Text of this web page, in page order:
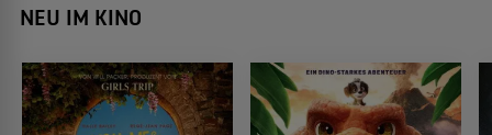
NEU IM KINO